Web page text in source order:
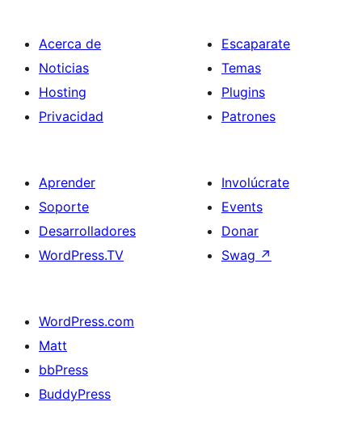
Acerca de
Noticias
Hosting
Privacidad
Escaparate
Temas
Plugins
Patrones
Aprender
Soporte
Desarrolladores
WordPress.TV
Involúcrate
Events
Donar
Swag ↗
WordPress.com
Matt
bbPress
BuddyPress